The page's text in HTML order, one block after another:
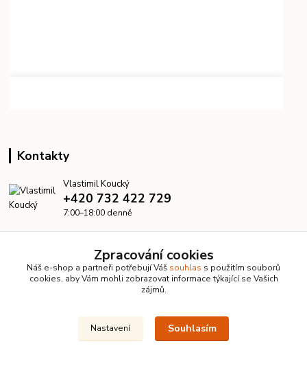
Kontakty
Vlastimil Koucký
+420 732 422 729
7:00–18:00 denně
© 2026 KanalizaceLevne.cz · Všechna práva vyhrazena ·
Zpracování cookies
Náš e-shop a partneři potřebují Váš souhlas s použitím souborů
cookies, aby Vám mohli zobrazovat informace týkající se Vašich
zájmů.
Nastavení Souhlasím